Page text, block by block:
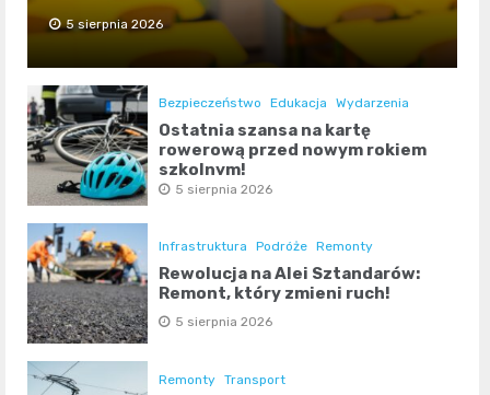
5 sierpnia 2026
Bezpieczeństwo Edukacja Wydarzenia
Ostatnia szansa na kartę
rowerową przed nowym rokiem
szkolnym!
5 sierpnia 2026
Infrastruktura Podróże Remonty
Rewolucja na Alei Sztandarów:
Remont, który zmieni ruch!
5 sierpnia 2026
Remonty Transport